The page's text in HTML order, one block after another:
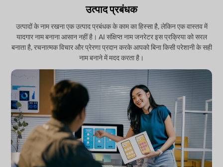
उत्पाद प्रबंधक
उत्पादों के नाम रखना एक उत्पाद प्रबंधक के काम का हिस्सा है, लेकिन एक वास्तव में
यादगार नाम बनाना आसान नहीं है। AI संक्षिप्त नाम जनरेटर इस प्रक्रिया को सरल
बनाता है, रचनात्मक विचार और प्रेरणा प्रदान करके आपको बिना किसी परेशानी के सही
नाम बनाने में मदद करता है।